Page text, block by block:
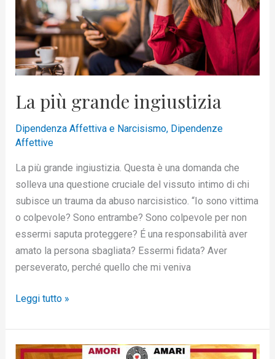
La più grande ingiustizia
Dipendenza Affettiva e Narcisismo, Dipendenze
Affettive
La più grande ingiustizia. Questa è una domanda che
solleva una questione cruciale del vissuto intimo di chi
subisce un trauma da abuso narcisistico. “Io sono vittima
o colpevole? Sono entrambe? Sono colpevole per non
essermi saputa proteggere? É una responsabilità aver
amato la persona sbagliata? Essermi fidata? Aver
perseverato, perché quello che mi veniva
Leggi tutto »
Le